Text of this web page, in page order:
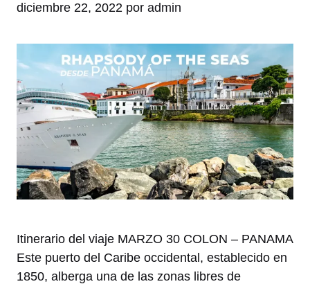
diciembre 22, 2022 por admin
Itinerario del viaje MARZO 30 COLON – PANAMA
Este puerto del Caribe occidental, establecido en
1850, alberga una de las zonas libres de